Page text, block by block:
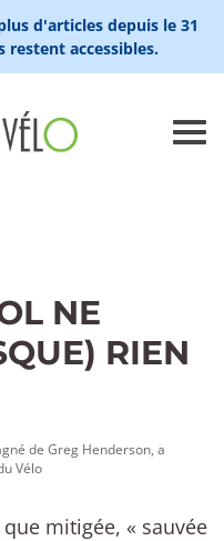
d'articles depuis le 31
restent accessibles.
NE
RIEN
de Greg Henderson, a
Vélo
mitigée, « sauvée